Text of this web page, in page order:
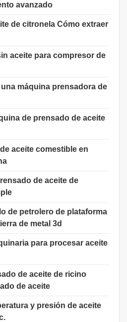
avanzado
de citronela Cómo extraer
aceite para compresor de
máquina prensadora de
de prensado de aceite
aceite comestible en
de aceite de
de petrolero de plataforma
de metal 3d
para procesar aceite
de aceite de ricino
de aceite
y presión de aceite